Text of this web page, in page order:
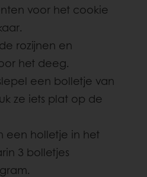
voor het cookie
rozijnen en
het deeg.
een bolletje van
ze iets plat op de
een holletje in het
3 bolletjes